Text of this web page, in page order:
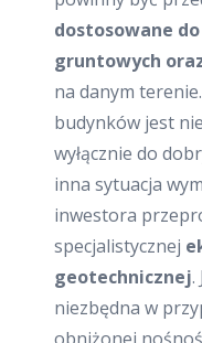
dostosowane
gruntowych
na danym
budynków jest
wyłącznie do
inna sytuacja
inwestora
specjalistycznej
geotechnicznej.
niezbędna w
obniżonej